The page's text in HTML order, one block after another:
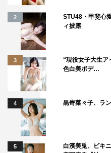
献します。その姿にロケの
ていただきます」普通に行
に包まれます。すごく優し
い！
＜清水俊雄プロデューサー
出川さん、さまぁ～ずさん
かで見たことはなく、収録
ていました。ロケも、それ
かく全編、“笑える旅番組”
子さんの、大女優なのにお
2
STU48・甲斐心
ィ披露
3
“現役女子大生ア
色白美ボデ…
4 黒嵜菜々子、ラ
5
白濱美兎、ビキ